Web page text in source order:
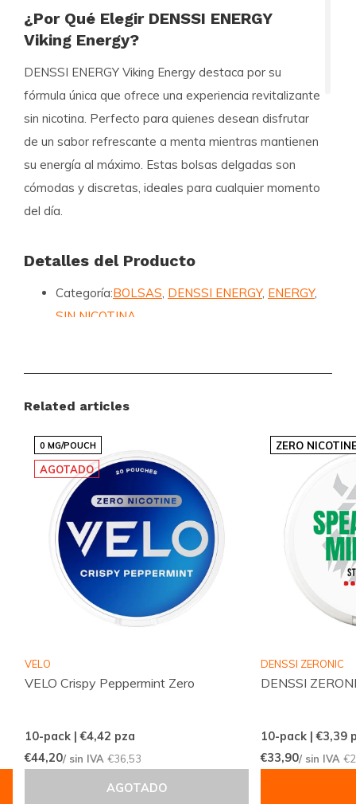
¿Por Qué Elegir DENSSI ENERGY
Viking Energy?
DENSSI ENERGY Viking Energy destaca por su
fórmula única que ofrece una experiencia revitalizante
sin nicotina. Perfecto para quienes desean disfrutar
de un sabor refrescante a menta mientras mantienen
su energía al máximo. Estas bolsas delgadas son
cómodas y discretas, ideales para cualquier momento
del día.
Detalles del Producto
Categoría:BOLSAS, DENSSI ENERGY, ENERGY,
SIN NICOTINA
Experimenta la Energía de DENSSI
ENERGY
No te pierdas la oportunidad de probar DENSSI
ENERGY Viking Energy y descubre por qué tantos
clientes satisfechos confían en nosotros. Con nuestra
garantía de calidad y envío global eficiente, recibirás
tus productos de manera rápida y segura. Visita
DENSSI ENERGY
hoy mismo y transforma tu rutina
diaria con un toque de energía refrescante. ¡Compra
Related articles
0 MG/POUCH
AGOTADO
VELO
VELO Crispy Peppermint Zero
10-pack | €4,42 pza
€44,20/ sin IVA€36,53
AGOTADO
ZERO
DENSSI ZERONIC
DENSSI
10-pack | €3,39
€33,90/ sin IVA